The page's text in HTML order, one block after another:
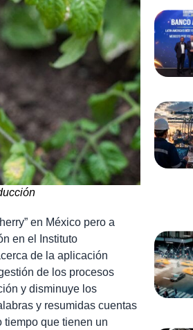
en México pero a
en el Instituto
de la aplicación
de los procesos
y disminuye los
y resumidas cuentas
tiempo que tienen un